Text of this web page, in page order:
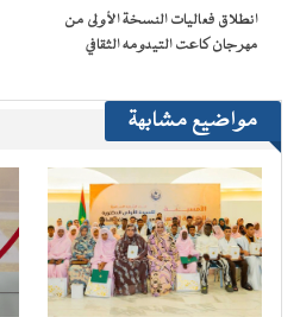
انطلاق فعاليات النسخة الأولى من
مهرجان كاعت التيدومه الثقافي
مواضيع مشابهة